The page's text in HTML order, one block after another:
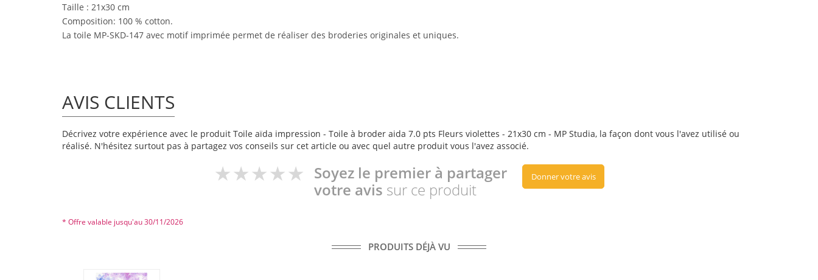
Taille : 21x30 cm
Composition: 100 % cotton.
La toile MP-SKD-147 avec motif imprimée permet de réaliser des broderies originales et uniques.
AVIS CLIENTS
Décrivez votre expérience avec le produit Toile aïda impression - Toile à broder aida 7.0 pts Fleurs violettes - 21x30 cm - MP Studia, la façon dont vous l'avez utilisé ou
réalisé. N'hésitez surtout pas à partagez vos conseils sur cet article ou avec quel autre produit vous l'avez associé.
Soyez le premier à partager
votre avis sur ce produit
Donner votre avis
* Offre valable jusqu'au 30/11/2026
PRODUITS DÉJÀ VU